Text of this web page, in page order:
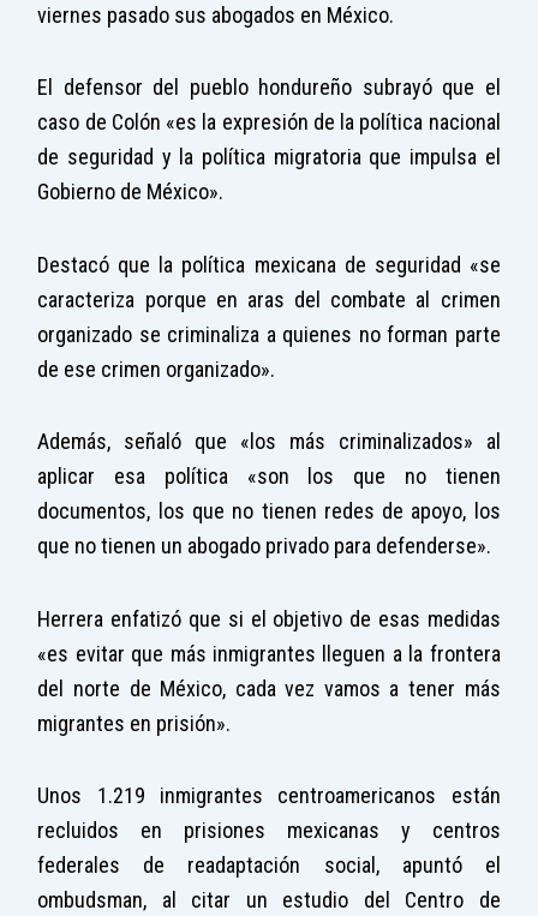
viernes pasado sus abogados en México.
El defensor del pueblo hondureño subrayó que el
caso de Colón «es la expresión de la política nacional
de seguridad y la política migratoria que impulsa el
Gobierno de México».
Destacó que la política mexicana de seguridad «se
caracteriza porque en aras del combate al crimen
organizado se criminaliza a quienes no forman parte
de ese crimen organizado».
Además, señaló que «los más criminalizados» al
aplicar esa política «son los que no tienen
documentos, los que no tienen redes de apoyo, los
que no tienen un abogado privado para defenderse».
Herrera enfatizó que si el objetivo de esas medidas
«es evitar que más inmigrantes lleguen a la frontera
del norte de México, cada vez vamos a tener más
migrantes en prisión».
Unos 1.219 inmigrantes centroamericanos están
recluidos en prisiones mexicanas y centros
federales de readaptación social, apuntó el
ombudsman, al citar un estudio del Centro de